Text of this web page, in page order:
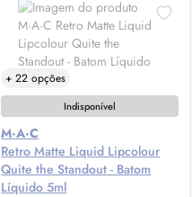
+ 22 opções
Indisponível
M·A·C
Retro Matte Liquid Lipcolour
Quite the Standout - Batom
Líquido 5ml